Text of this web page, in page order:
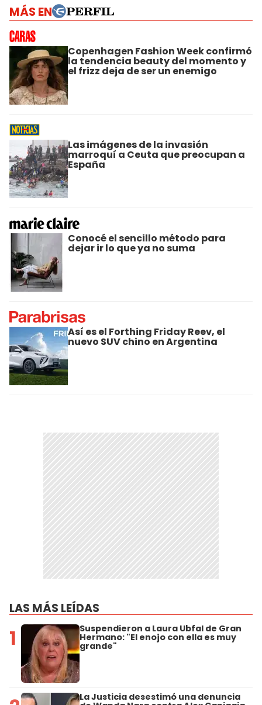
MÁS EN
Copenhagen Fashion Week confirmó
la tendencia beauty del momento y
el frizz deja de ser un enemigo
Las imágenes de la invasión
marroquí a Ceuta que preocupan a
España
Conocé el sencillo método para
dejar ir lo que ya no suma
Así es el Forthing Friday Reev, el
nuevo SUV chino en Argentina
LAS MÁS LEÍDAS
1 Suspendieron a Laura Ubfal de Gran
Hermano: "El enojo con ella es muy
grande"
La Justicia desestimó una denuncia